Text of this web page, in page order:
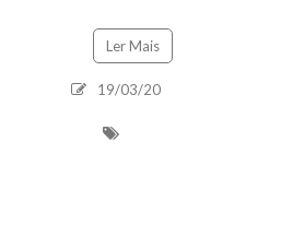
Ler Mais
19/03/20